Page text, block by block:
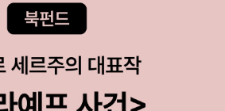
때의 기쁨과 그동안 멋지게 장식용의 역
시리즈를 원
했는지 모르겠어요. ^^;;우선은 전자책
로 하고 언젠가 진짜 원서로 읽고 싶다
기로 하겠습니다. 조카 교재 구입하면서